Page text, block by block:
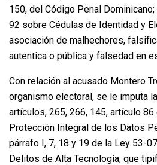
150, del Código Penal
92 sobre Cédulas de Identidad y
asociación de malhechores,
autentica o pública y falsedad en
Con relación al acusado Montero
organismo electoral, se le imputa
artículos, 265, 266, 145, artículo
Protección Integral de los Datos
párrafo I, 7, 18 y 19 de la Ley 53-
Delitos de Alta Tecnología, que